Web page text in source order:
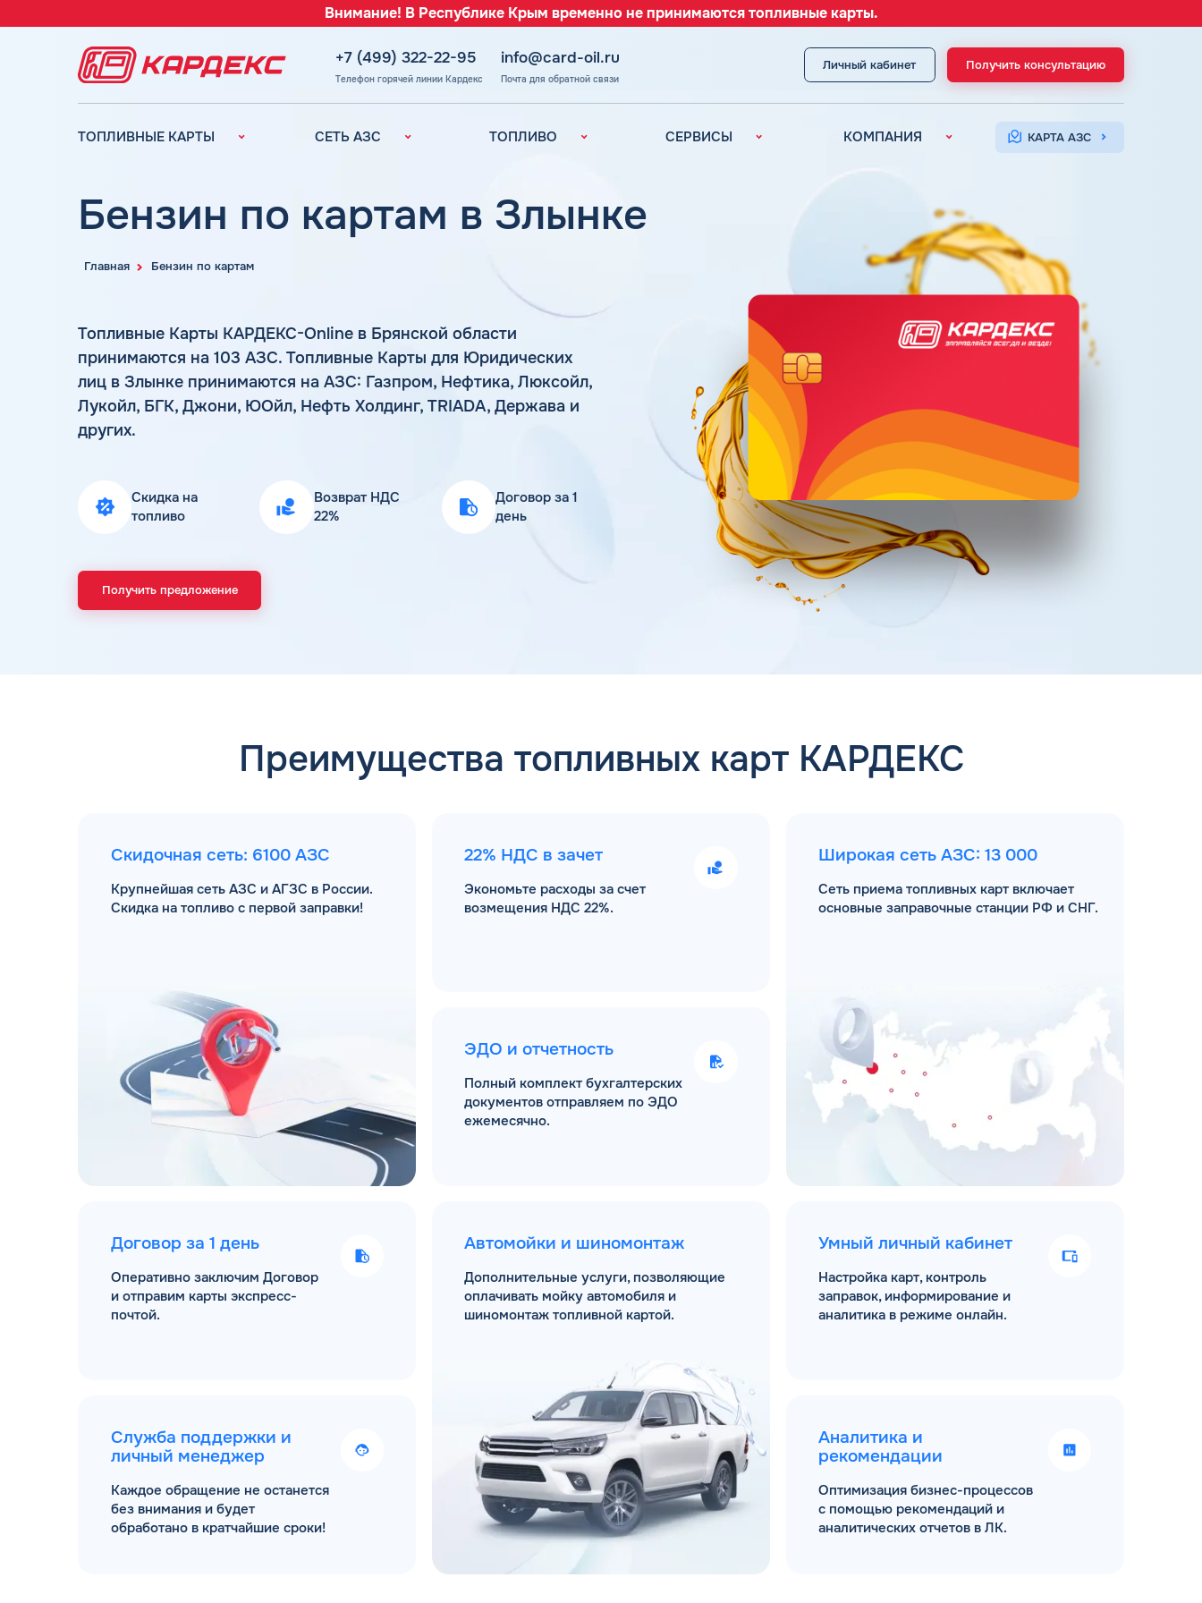
Внимание! В Республике Крым временно не принимаются топливные карты.
+7 (499) 322-22-95
Телефон горячей линии Кардекс
info@card-oil.ru
Почта для обратной связи
Личный кабинет Получить консультацию
ТОПЛИВНЫЕ КАРТЫ
Преимущества
Индивидуальный
Аdblue
Шиномонтаж
Вопросы и Ответы
СЕТЬ АЗС
АЗС Газпромнефть
АЗС
Сургутнефтегаз
АЗС
Нефтьмагистраль
ТОПЛИВО
Бензин
Топливные бренды
Наши города
Калькулятор
расхода топлива
Статьи
СЕРВИСЫ
Умный Личный
окончании баланса
Поддержка
КОМПАНИЯ КАРТА АЗС
Главная Бензин по картам
Бензин по картам в Злынке
Топливные Карты КАРДЕКС-Online в Брянской области
принимаются на 103 АЗС. Топливные Карты для Юридических
лиц в Злынке принимаются на АЗС: Газпром, Нефтика, Люксойл,
Лукойл, БГК, Джони, ЮОйл, Нефть Холдинг, TRIADA, Держава и
других.
Скидка на
топливо
Возврат НДС
22%
Договор за 1
день
Получить предложение
Преимущества топливных карт КАРДЕКС
Скидочная сеть: 6100 АЗС
Крупнейшая сеть АЗС и АГЗС в России.
Скидка на топливо с первой заправки!
Договор за 1 день
Оперативно заключим Договор
и отправим карты экспресс-
почтой.
Служба поддержки и
личный менеджер
Каждое обращение не останется
без внимания и будет
обработано в кратчайшие сроки!
22% НДС в зачет
Экономьте расходы за счет
возмещения НДС 22%.
ЭДО и отчетность
Полный комплект бухгалтерских
документов отправляем по ЭДО
ежемесячно.
Автомойки и шиномонтаж
Дополнительные услуги, позволяющие
оплачивать мойку автомобиля и
шиномонтаж топливной картой.
Широкая сеть АЗС: 13 000
Сеть приема топливных карт включает
основные заправочные станции РФ и СНГ.
Умный личный кабинет
Настройка карт, контроль
заправок, информирование и
аналитика в режиме онлайн.
Аналитика и
рекомендации
Оптимизация бизнес-процессов
с помощью рекомендаций и
аналитических отчетов в ЛК.